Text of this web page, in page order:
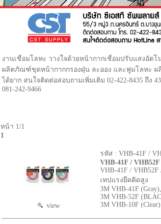
งานเชื่อมโลหะ วางใจด้วยหน้ากากเชื่อมปรับแสงอัต
ผลิตภัณฑ์ชุดหน้ากากกรองฝุ่น ละออง และฟูมโลหะ
ได้ยาก สนใจติดต่อสอบถามเพิ่มเติม 02-422-8435 ถึง
081-242-9466
หน้า 1/1
1
view
รหัส : VHB-41F /
VHB-41F /
VHB-41F / VHB52F
เทปแรงยึดติดสูง
3M VHB-41F (Gray),
3M VHB-52F
3M VHB-10F (Clear)